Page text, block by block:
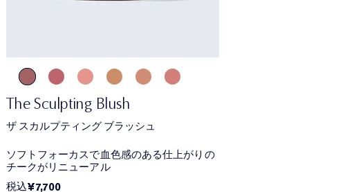
The Sculpting Blush
ザ スカルプティング ブラッシュ
ソフトフォーカスで血色感のある仕上がりの
チークがリニューアル​
税込¥7,700